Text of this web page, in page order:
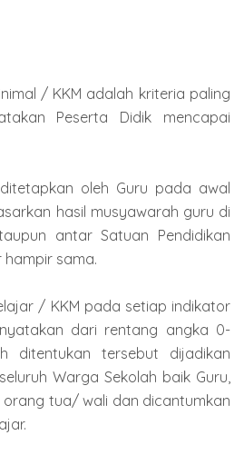
/ KKM adalah kriteria paling
Peserta Didik mencapai
oleh Guru pada awal
hasil musyawarah guru di
antar Satuan Pendidikan
hampir sama.
/ KKM pada setiap indikator
dari rentang angka 0-
ditentukan tersebut dijadikan
Warga Sekolah baik Guru,
orang tua/ wali dan dicantumkan